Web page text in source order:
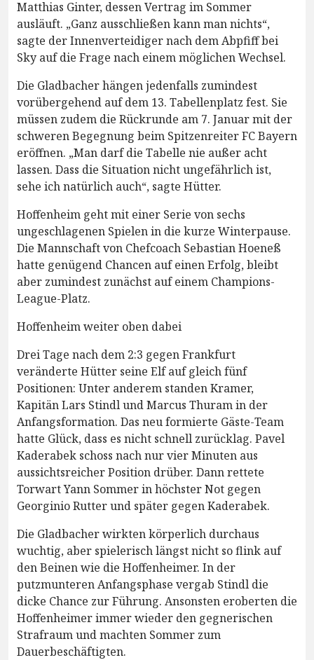
Matthias Ginter, dessen Vertrag im Sommer
ausläuft. „Ganz ausschließen kann man nichts“,
sagte der Innenverteidiger nach dem Abpfiff bei
Sky auf die Frage nach einem möglichen Wechsel.
Die Gladbacher hängen jedenfalls zumindest
vorübergehend auf dem 13. Tabellenplatz fest. Sie
müssen zudem die Rückrunde am 7. Januar mit der
schweren Begegnung beim Spitzenreiter FC Bayern
eröffnen. „Man darf die Tabelle nie außer acht
lassen. Dass die Situation nicht ungefährlich ist,
sehe ich natürlich auch“, sagte Hütter.
Hoffenheim geht mit einer Serie von sechs
ungeschlagenen Spielen in die kurze Winterpause.
Die Mannschaft von Chefcoach Sebastian Hoeneß
hatte genügend Chancen auf einen Erfolg, bleibt
aber zumindest zunächst auf einem Champions-
League-Platz.
Hoffenheim weiter oben dabei
Drei Tage nach dem 2:3 gegen Frankfurt
veränderte Hütter seine Elf auf gleich fünf
Positionen: Unter anderem standen Kramer,
Kapitän Lars Stindl und Marcus Thuram in der
Anfangsformation. Das neu formierte Gäste-Team
hatte Glück, dass es nicht schnell zurücklag. Pavel
Kaderabek schoss nach nur vier Minuten aus
aussichtsreicher Position drüber. Dann rettete
Torwart Yann Sommer in höchster Not gegen
Georginio Rutter und später gegen Kaderabek.
Die Gladbacher wirkten körperlich durchaus
wuchtig, aber spielerisch längst nicht so flink auf
den Beinen wie die Hoffenheimer. In der
putzmunteren Anfangsphase vergab Stindl die
dicke Chance zur Führung. Ansonsten eroberten die
Hoffenheimer immer wieder den gegnerischen
Strafraum und machten Sommer zum
Dauerbeschäftigten.